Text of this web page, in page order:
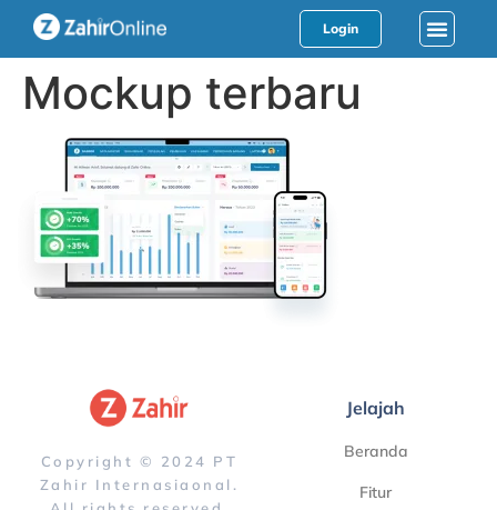
Login
Mockup terbaru
Copyright © 2024 PT
Zahir Internasiaonal.
Jelajah
Beranda
Fitur